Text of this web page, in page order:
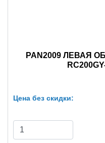
PAN2009 ЛЕВАЯ
Цена без скидки: